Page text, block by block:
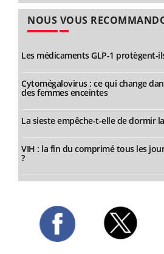
NOUS VOUS
Les médicaments GLP-1 protègent-
Cytomégalovirus : ce qui change
des femmes enceintes
La sieste empêche-t-elle de dormir
VIH : la fin du comprimé tous les
?